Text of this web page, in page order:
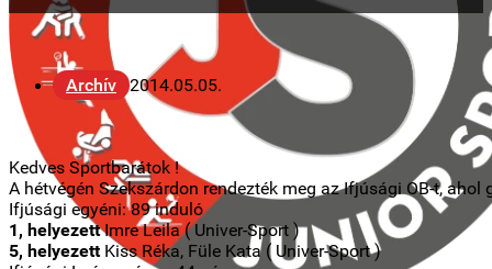
Archív 2014.05.05.
Kedves Sportbarátok !
A hétvégén Szekszárdon rendezték meg az Ifjúsági OB-t,
Ifjúsági egyéni: 89 induló
1, helyezettImre Leila ( Univer-Sport )
5, helyezettKiss Réka, Füle Kata ( Univer-Sport )